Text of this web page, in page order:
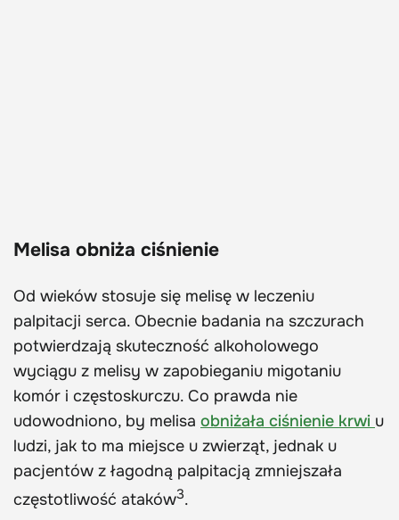
Melisa obniża ciśnienie
Od wieków stosuje się melisę w leczeniu
palpitacji serca. Obecnie badania na szczurach
potwierdzają skuteczność alkoholowego
wyciągu z melisy w zapobieganiu migotaniu
komór i częstoskurczu. Co prawda nie
udowodniono, by melisa obniżała ciśnienie krwi u
ludzi, jak to ma miejsce u zwierząt, jednak u
pacjentów z łagodną palpitacją zmniejszała
częstotliwość ataków3.